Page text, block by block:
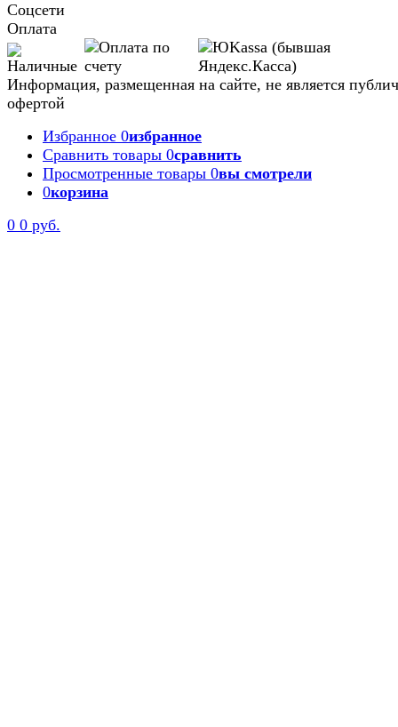
Соцсети
Оплата
Информация, размещенная на сайте, не является
офертой
Избранное 0избранное
Сравнить товары 0сравнить
Просмотренные товары 0вы смотрели
0корзина
0 0 руб.